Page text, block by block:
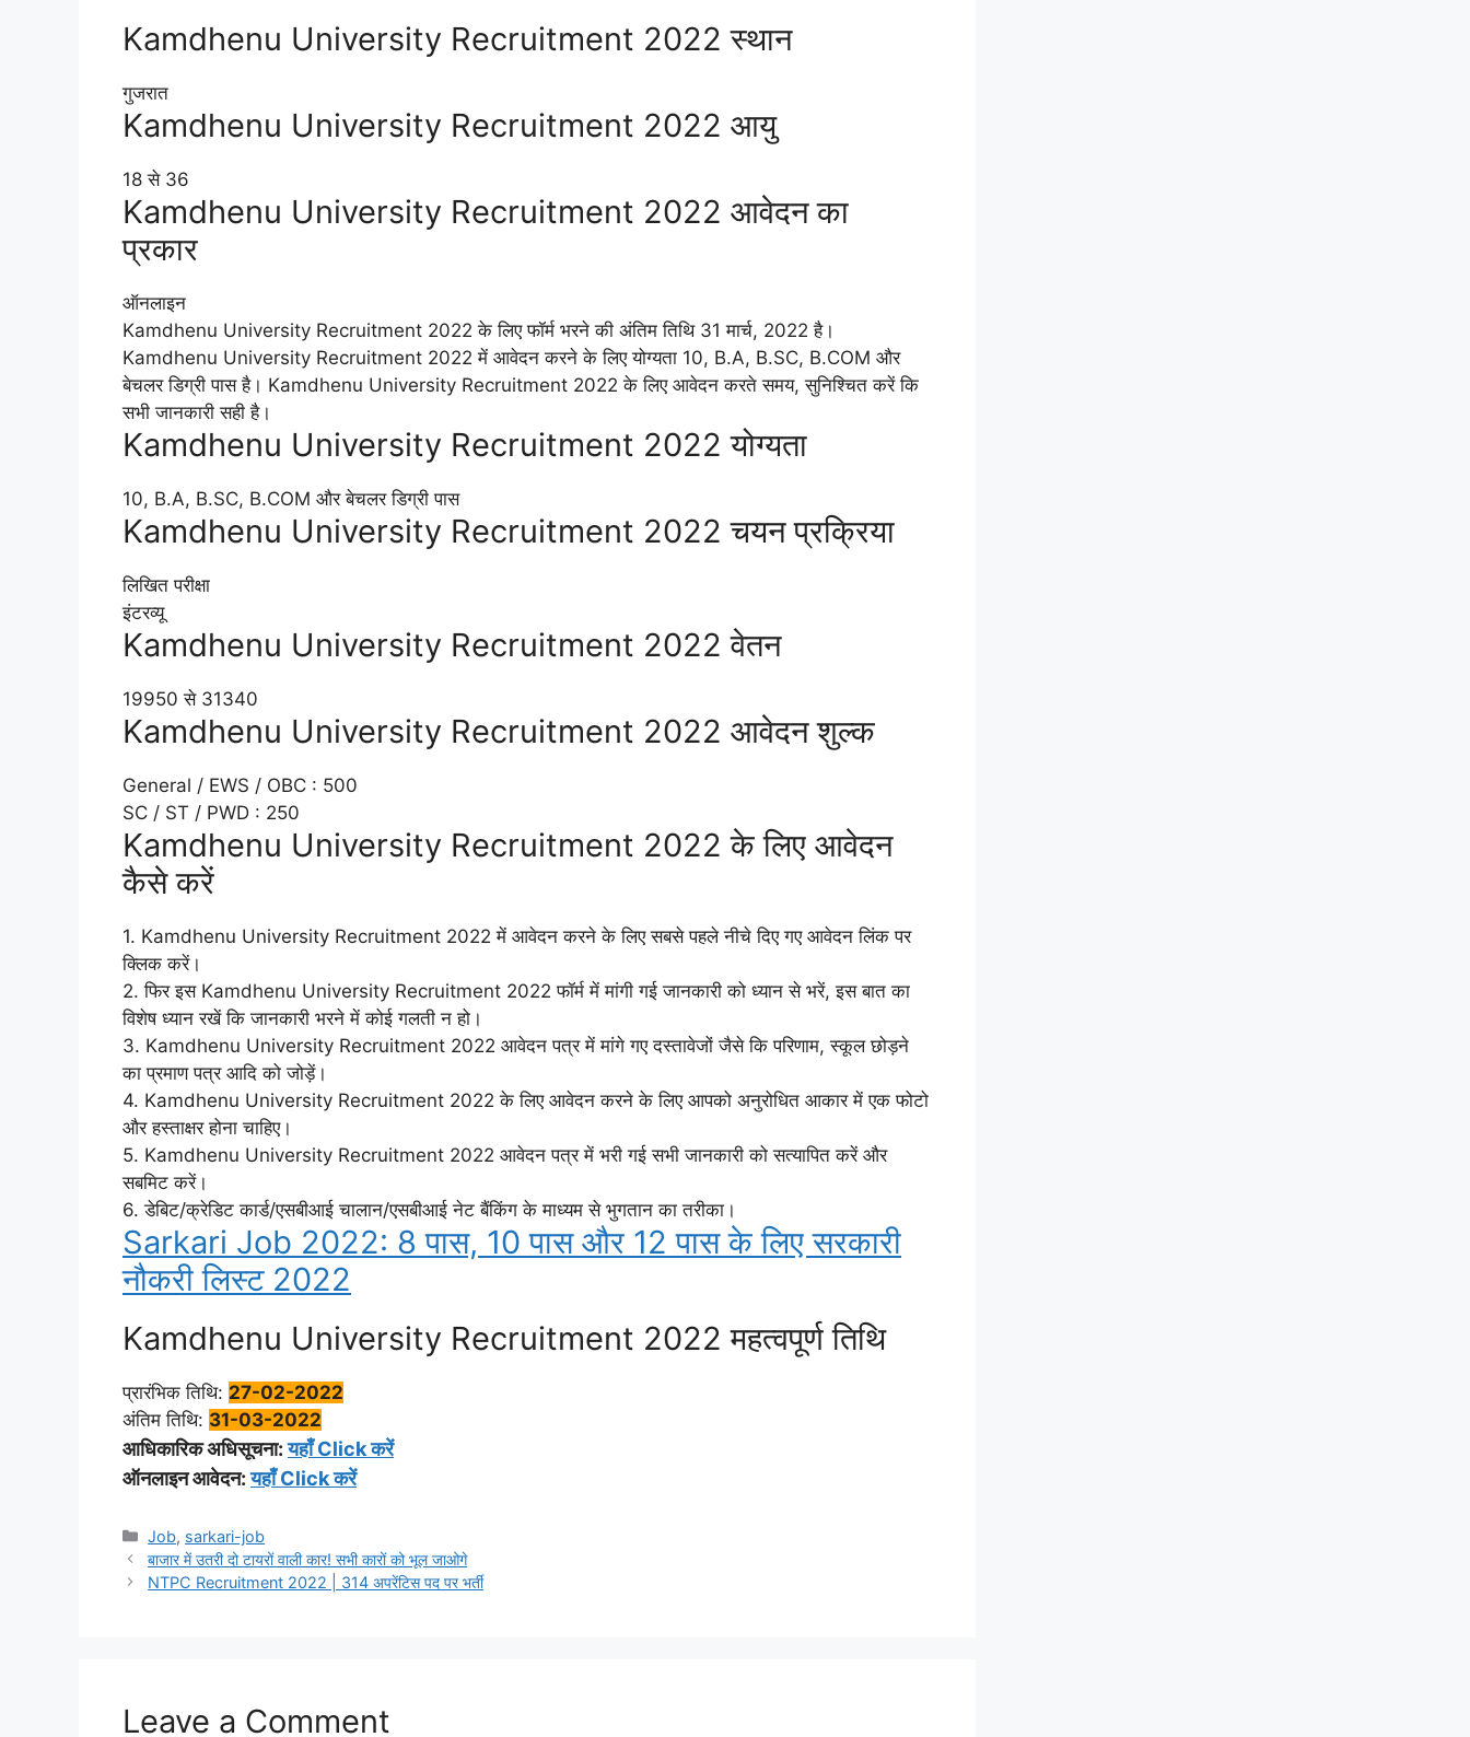
Kamdhenu University Recruitment 2022 स्थान
गुजरात
Kamdhenu University Recruitment 2022 आयु
18 से 36
Kamdhenu University Recruitment 2022 आवेदन का
प्रकार
ऑनलाइन
Kamdhenu University Recruitment 2022 के लिए फॉर्म भरने की अंतिम तिथि 31 मार्च, 2022 है।
Kamdhenu University Recruitment 2022 में आवेदन करने के लिए योग्यता 10, B.A, B.SC, B.COM और
बेचलर डिग्री पास है। Kamdhenu University Recruitment 2022 के लिए आवेदन करते समय, सुनिश्चित करें कि
सभी जानकारी सही है।
Kamdhenu University Recruitment 2022 योग्यता
10, B.A, B.SC, B.COM और बेचलर डिग्री पास
Kamdhenu University Recruitment 2022 चयन प्रक्रिया
लिखित परीक्षा
इंटरव्यू
Kamdhenu University Recruitment 2022 वेतन
19950 से 31340
Kamdhenu University Recruitment 2022 आवेदन शुल्क
General / EWS / OBC : 500
SC / ST / PWD : 250
Kamdhenu University Recruitment 2022 के लिए आवेदन
कैसे करें
1. Kamdhenu University Recruitment 2022 में आवेदन करने के लिए सबसे पहले नीचे दिए गए आवेदन लिंक पर
क्लिक करें।
2. फिर इस Kamdhenu University Recruitment 2022 फॉर्म में मांगी गई जानकारी को ध्यान से भरें, इस बात का
विशेष ध्यान रखें कि जानकारी भरने में कोई गलती न हो।
3. Kamdhenu University Recruitment 2022 आवेदन पत्र में मांगे गए दस्तावेजों जैसे कि परिणाम, स्कूल छोड़ने
का प्रमाण पत्र आदि को जोड़ें।
4. Kamdhenu University Recruitment 2022 के लिए आवेदन करने के लिए आपको अनुरोधित आकार में एक फोटो
और हस्ताक्षर होना चाहिए।
5. Kamdhenu University Recruitment 2022 आवेदन पत्र में भरी गई सभी जानकारी को सत्यापित करें और
सबमिट करें।
6. डेबिट/क्रेडिट कार्ड/एसबीआई चालान/एसबीआई नेट बैंकिंग के माध्यम से भुगतान का तरीका।
Sarkari Job 2022: 8 पास, 10 पास और 12 पास के लिए सरकारी
नौकरी लिस्ट 2022
Kamdhenu University Recruitment 2022 महत्वपूर्ण तिथि
प्रारंभिक तिथि: 27-02-2022
अंतिम तिथि: 31-03-2022
आधिकारिक अधिसूचना:यहाँ Click करें
ऑनलाइन आवेदन:यहाँ Click करें
Categories
Job, sarkari-job
बाजार में उतरी दो टायरों वाली कार! सभी कारों को भूल जाओगे
NTPC Recruitment 2022 | 314 अपरेंटिस पद पर भर्ती
Leave a Comment